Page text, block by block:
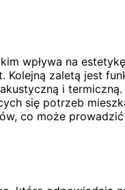
wpływa na
zaletą jest
i
się potrzeb
co może